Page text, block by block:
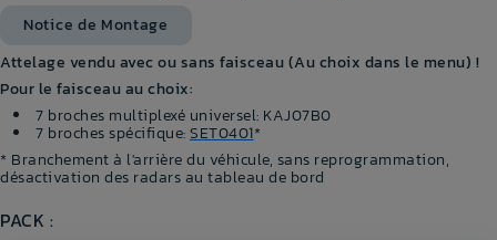
Notice de Montage
Attelage vendu avec ou sans faisceau (Au choix dans le menu) !
Pour le faisceau au choix:
7 broches multiplexé universel: KAJ07B0
7 broches spécifique:SET0401*
* Branchement à l'arrière du véhicule, sans reprogrammation,
désactivation des radars au tableau de bord
PACK :